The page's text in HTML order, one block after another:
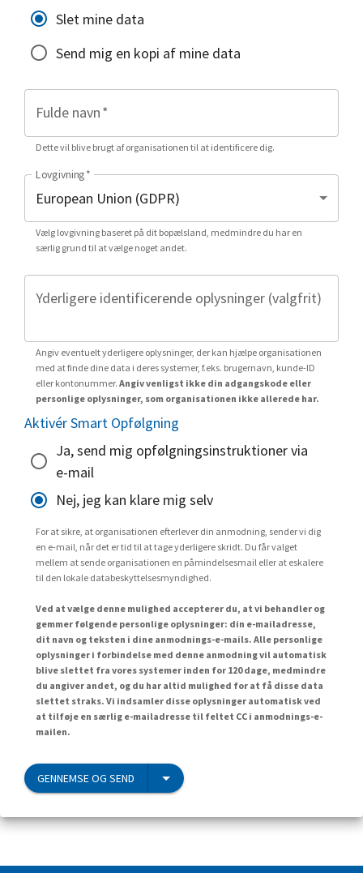
Slet mine data
Send mig en kopi af mine data
Fulde navn*
Dette vil blive brugt af organisationen til at identificere dig.
Lovgivning*
Vælg lovgivning baseret på dit bopælsland, medmindre du har en
særlig grund til at vælge noget andet.
Yderligere identificerende oplysninger (valgfrit)
Angiv eventuelt yderligere oplysninger, der kan hjælpe organisationen
med at finde dine data i deres systemer, f.eks. brugernavn, kunde-ID
eller kontonummer. Angiv venligst ikke din adgangskode eller
personlige oplysninger, som organisationen ikke allerede har.
Aktivér Smart Opfølgning
Ja, send mig opfølgningsinstruktioner via
e-mail
Nej, jeg kan klare mig selv
For at sikre, at organisationen efterlever din anmodning, sender vi dig
en e-mail, når det er tid til at tage yderligere skridt. Du får valget
mellem at sende organisationen en påmindelsesmail eller at eskalere
til den lokale databeskyttelsesmyndighed.
Ved at vælge denne mulighed accepterer du, at vi behandler og
gemmer følgende personlige oplysninger: din e-mailadresse,
dit navn og teksten i dine anmodnings-e-mails. Alle personlige
oplysninger i forbindelse med denne anmodning vil automatisk
blive slettet fra vores systemer inden for 120 dage, medmindre
du angiver andet, og du har altid mulighed for at få disse data
slettet straks. Vi indsamler disse oplysninger automatisk ved
at tilføje en særlig e-mailadresse til feltet CC i anmodnings-e-
mailen.
GENNEMSE OG SEND